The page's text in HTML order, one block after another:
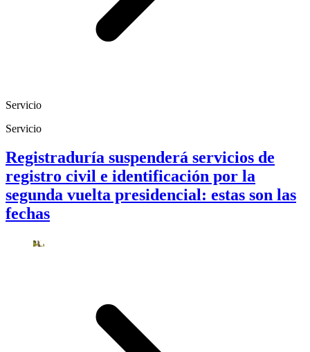
Servicio
Servicio
Registraduría suspenderá servicios de
registro civil e identificación por la
segunda vuelta presidencial: estas son las
fechas